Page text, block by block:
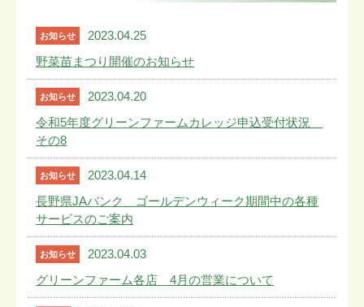
お知らせ
2023.04.25
野菜苗まつり開催のお知らせ
お知らせ
2023.04.20
令和5年度グリーンファームカレッジ申込受付状況
その8
お知らせ
2023.04.14
長野県JAバンク ゴールデンウィーク期間中の各種
サービスのご案内
お知らせ
2023.04.03
グリーンファーム各店 4月の営業について